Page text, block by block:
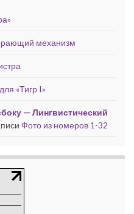
механизм
«Тигр I»
— Лингвистический
Фото из номеров 1-32